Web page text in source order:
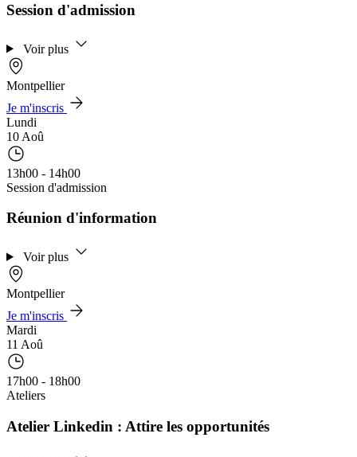
Session d'admission
Voir plus
Montpellier
Je m'inscris
Lundi
10 Aoû
13h00 - 14h00
Session d'admission
Réunion d'information
Voir plus
Montpellier
Je m'inscris
Mardi
11 Aoû
17h00 - 18h00
Ateliers
Atelier Linkedin : Attire les opportunités